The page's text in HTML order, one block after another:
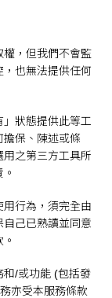
，但我們不會監
也無法提供任何
狀態提供此等工
保、陳述或條
之第三方工具所
行為，須完全由
己已熟讀並同意
和/或功能 (包括發
亦受本服務條款